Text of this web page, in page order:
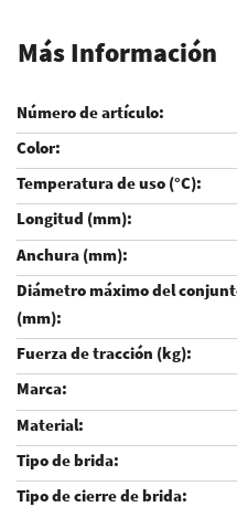
Más Información